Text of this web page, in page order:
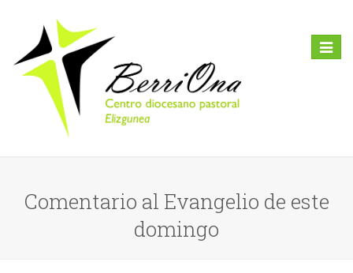
Toggle
Comentario al Evangelio de este
domingo